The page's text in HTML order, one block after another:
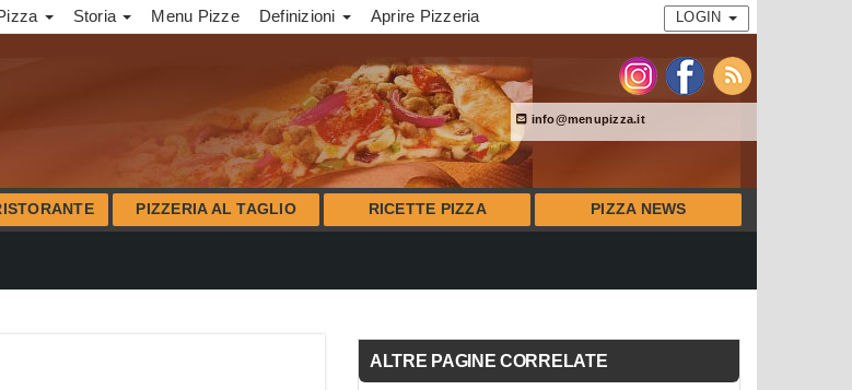
Storia Menu Pizze Definizioni Aprire Pizzeria LOGIN
info@menupizza.it
PIZZERIA AL TAGLIO RICETTE PIZZA PIZZA NEWS
ALTRE PAGINE CORRELATE